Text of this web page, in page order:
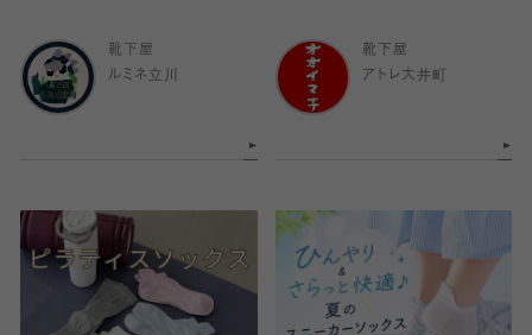
靴下屋
ルミネ立川
靴下屋
アトレ大井町